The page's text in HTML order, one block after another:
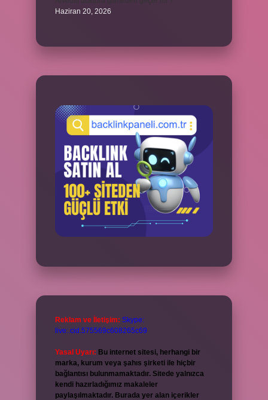
Haziran 20, 2026
Reklam ve İletişim: Skype:
live:.cid.575569c608265c69
Yasal Uyarı: Bu internet sitesi, herhangi bir
marka, kurum veya şahıs şirketi ile hiçbir
bağlantısı bulunmamaktadır. Sitede yalnızca
kendi hazırladığımız makaleler
paylaşılmaktadır. Burada yer alan içerikler